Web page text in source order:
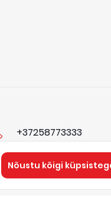
+37258773333
Nõustu kõigi